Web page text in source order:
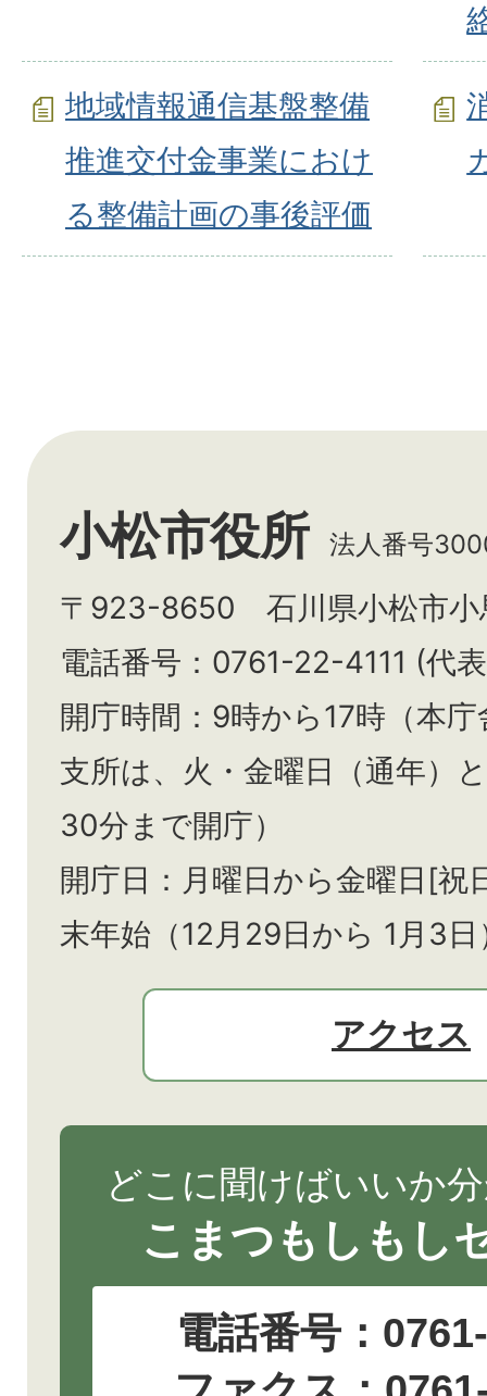
地域情報通信基盤整備
推進交付金事業におけ
る整備計画の事後評価
小松市役所 法人番号
〒923-8650 石川県小松市小
電話番号：0761-22-4111 (代
開庁時間：9時から17時（本
支所は、火・金曜日（通年）と
30分まで開庁）
開庁日：月曜日から金曜日[祝
末年始（12月29日から 1月3
アクセス
どこに聞けばいいか
こまつもしもし
電話番号：